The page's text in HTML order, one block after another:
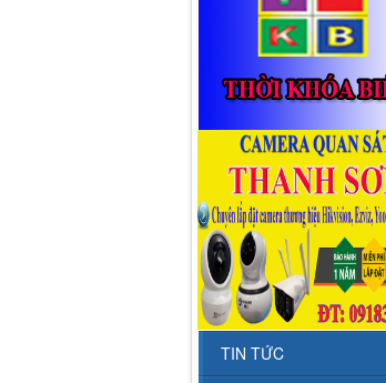
TIN TỨC